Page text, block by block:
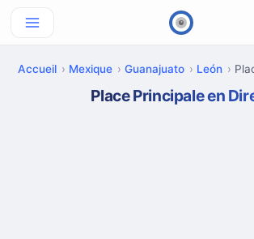
Accueil Mexique Guanajuato León
Place Principale en